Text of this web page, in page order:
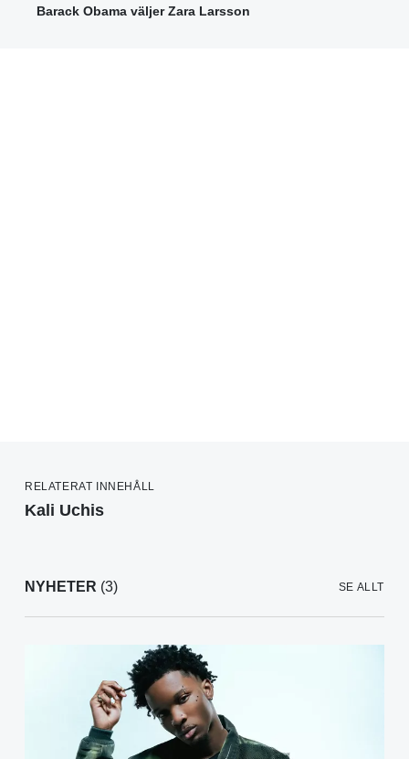
Barack Obama väljer Zara Larsson
RELATERAT INNEHÅLL
Kali Uchis
NYHETER (3) SE ALLT